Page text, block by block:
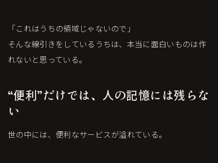
「これはうちの領域じゃないので」
そんな線引きをしているうちは、本当に面白いものは作
れないと思っている。
“便利”だけでは、人の記憶には残らな
い
世の中には、便利なサービスが溢れている。